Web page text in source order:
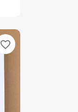
favorite_border